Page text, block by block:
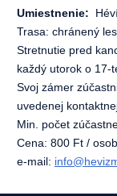
Umiestnenie:
Trasa: chránený
Stretnutie pred
každý utorok o 17-
Svoj zámer
uvedenej
Min. počet
Cena: 800 Ft /
e-mail: